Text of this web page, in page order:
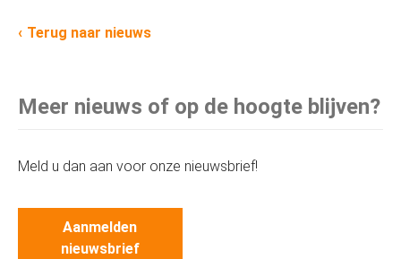
Terug naar nieuws
Meer nieuws of op de hoogte blijven?
Meld u dan aan voor onze nieuwsbrief!
Aanmelden
nieuwsbrief